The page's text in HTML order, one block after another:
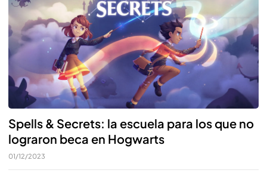
Spells & Secrets: la escuela para los que no
lograron beca en Hogwarts
01/12/2023